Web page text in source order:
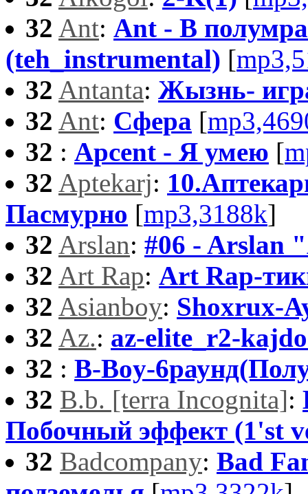
32 Ant: Ant - В
(teh_instrumental) [
32 Antanta: Жызнь-
32 Ant: Сфера [
32 : Apcent - Я умею [
32 Aptekarj:
Пасмурно [mp3,3188k]
32 Arslan: #06 - Arslan
32 Art Rap: Art Rap-
32 Asianboy: Shoxrux-
32 Az.: az-elite_r2-
32 : B-Boy-
32 B.b. [terra Incognita]:
Побочный эффект (1'st
32 Badcompany: Bad